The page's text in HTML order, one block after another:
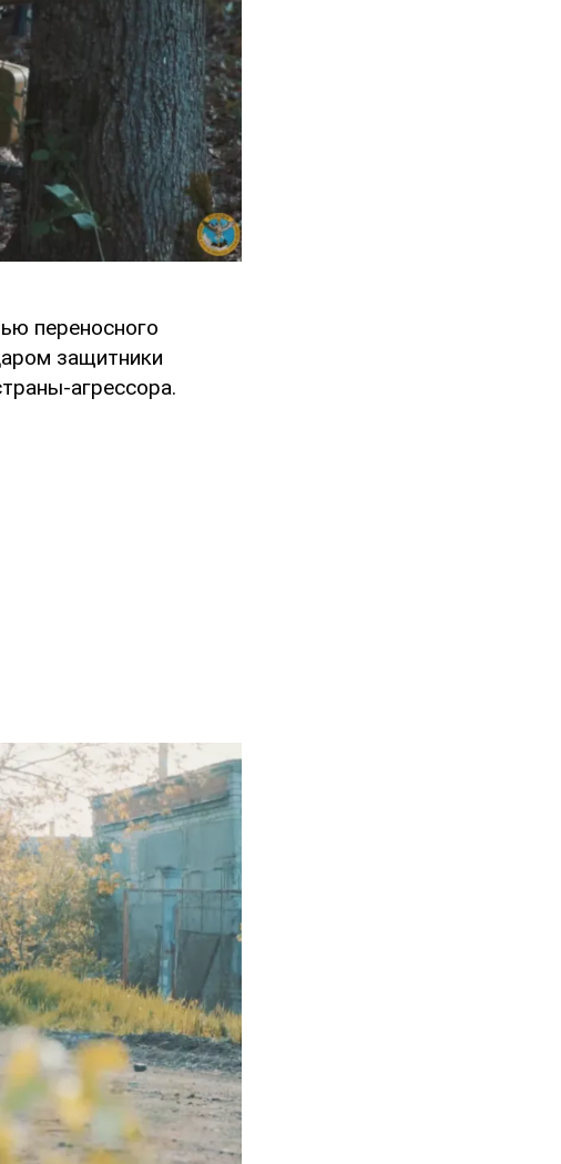
переносного
защитники
агрессора.